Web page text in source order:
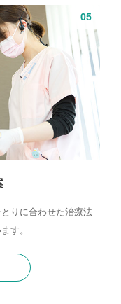
りに合わせた治療法
す。